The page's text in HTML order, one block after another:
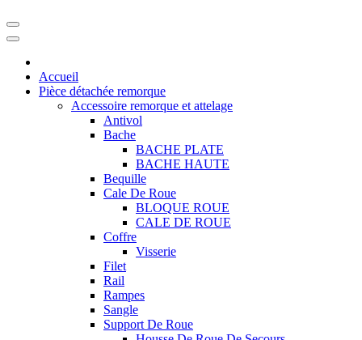
Accueil
Pièce détachée remorque
Accessoire remorque et attelage
Antivol
Bache
BACHE PLATE
BACHE HAUTE
Bequille
Cale De Roue
BLOQUE ROUE
CALE DE ROUE
Coffre
Visserie
Filet
Rail
Rampes
Sangle
Support De Roue